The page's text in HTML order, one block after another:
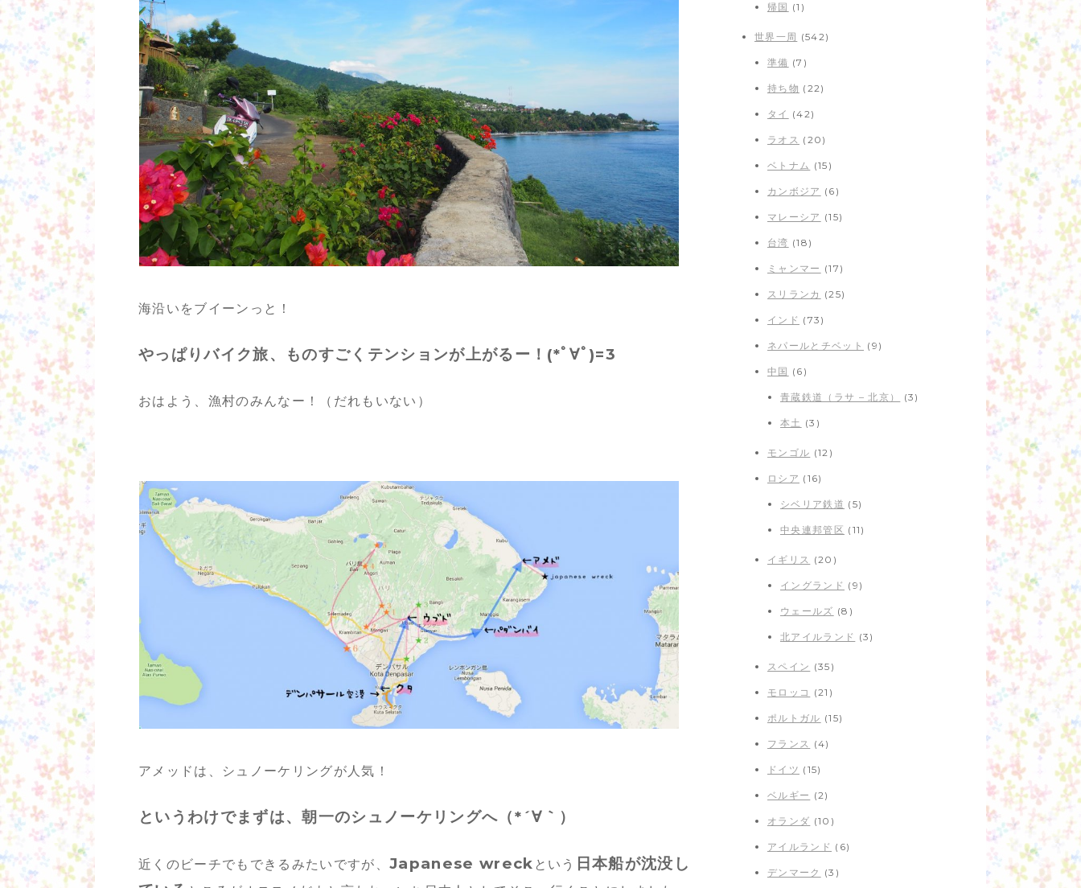
海沿いをブイーンっと！
やっぱりバイク旅、ものすごくテンションが上がるー！(*ﾟ∀ﾟ)=3
おはよう、漁村のみんなー！（だれもいない）
アメッドは、シュノーケリングが人気！
というわけでまずは、朝一のシュノーケリングへ（*´∀｀）
近くのビーチでもできるみたいですが、 Japanese wreck という 日本船が沈没し
帰国 (1)
世界一周 (542)
準備 (7)
持ち物 (22)
タイ (42)
ラオス (20)
ベトナム (15)
カンボジア (6)
マレーシア (15)
台湾 (18)
ミャンマー (17)
スリランカ (25)
インド (73)
ネパールとチベット (9)
中国 (6)
青蔵鉄道（ラサ – 北京） (3)
本土 (3)
モンゴル (12)
ロシア (16)
シベリア鉄道 (5)
中央連邦管区 (11)
イギリス (20)
イングランド (9)
ウェールズ (8)
北アイルランド (3)
スペイン (35)
モロッコ (21)
ポルトガル (15)
フランス (4)
ドイツ (15)
ベルギー (2)
オランダ (10)
アイルランド (6)
デンマーク (3)